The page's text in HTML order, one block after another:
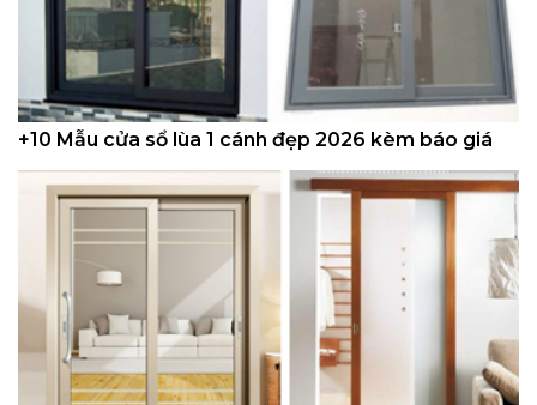
+10 Mẫu cửa sổ lùa 1 cánh đẹp 2026 kèm báo giá